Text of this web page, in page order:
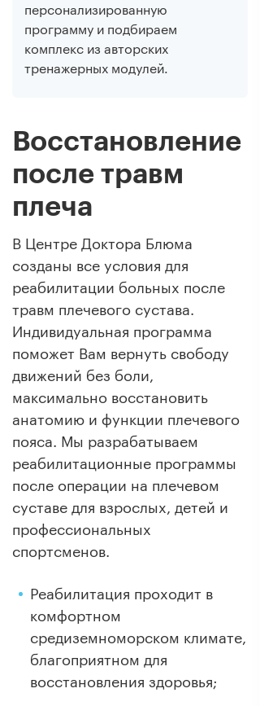
персонализированную
программу и подбираем
комплекс из авторских
тренажерных модулей.
Восстановление
после травм
плеча
В Центре Доктора Блюма
созданы все условия для
реабилитации больных после
травм плечевого сустава.
Индивидуальная программа
поможет Вам вернуть свободу
движений без боли,
максимально восстановить
анатомию и функции плечевого
пояса. Мы разрабатываем
реабилитационные программы
после операции на плечевом
суставе для взрослых, детей и
профессиональных
спортсменов.
Реабилитация проходит в
комфортном
средиземноморском климате,
благоприятном для
восстановления здоровья;